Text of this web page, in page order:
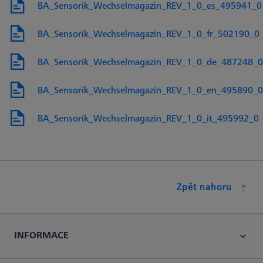
BA_Sensorik_Wechselmagazin_REV_1_0_es_495941_0
BA_Sensorik_Wechselmagazin_REV_1_0_fr_502190_0
BA_Sensorik_Wechselmagazin_REV_1_0_de_487248_0
BA_Sensorik_Wechselmagazin_REV_1_0_en_495890_0
BA_Sensorik_Wechselmagazin_REV_1_0_it_495992_0
Zpět nahoru
INFORMACE